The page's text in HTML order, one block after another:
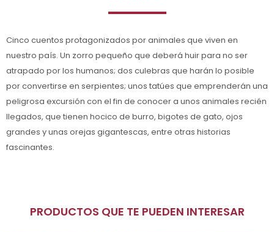
Cinco cuentos protagonizados por animales que viven en
nuestro país. Un zorro pequeño que deberá huir para no ser
atrapado por los humanos; dos culebras que harán lo posible
por convertirse en serpientes; unos tatúes que emprenderán una
peligrosa excursión con el fin de conocer a unos animales recién
llegados, que tienen hocico de burro, bigotes de gato, ojos
grandes y unas orejas gigantescas, entre otras historias
fascinantes.
PRODUCTOS QUE TE PUEDEN INTERESAR